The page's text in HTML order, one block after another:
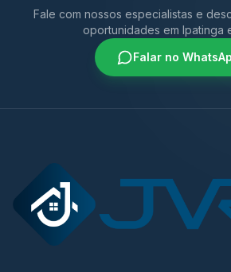
Fale com nossos especialistas e
oportunidades em Ipatinga
Falar no